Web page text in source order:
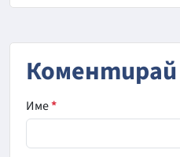
Коментирай
Име*